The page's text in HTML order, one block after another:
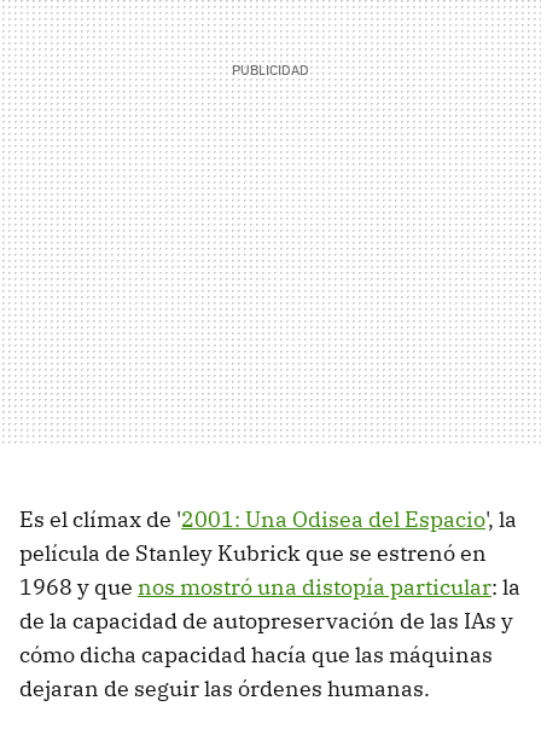
Es el clímax de '2001: Una Odisea del Espacio', la
película de Stanley Kubrick que se estrenó en
1968 y que nos mostró una distopía particular: la
de la capacidad de autopreservación de las IAs y
cómo dicha capacidad hacía que las máquinas
dejaran de seguir las órdenes humanas.